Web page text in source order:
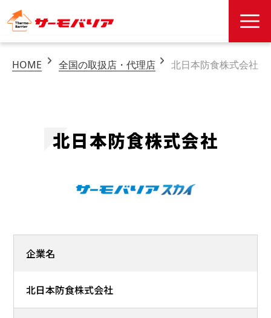
HOME 全国の取扱店・代理店 北日本防食株式会社
北日本防食株式会社
企業名
北日本防食株式会社